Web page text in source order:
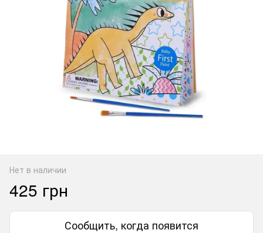
Нет в наличии
425 грн
Сообщить, когда появится